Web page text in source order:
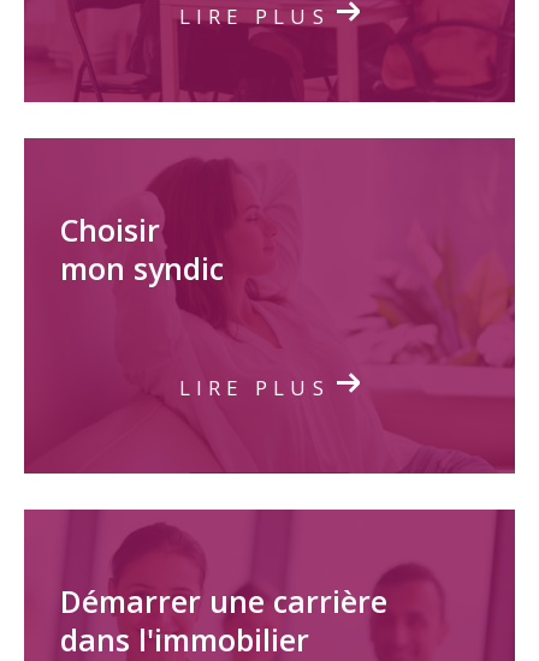
LIRE PLUS
Choisir
mon syndic
LIRE PLUS
Démarrer une carrière
dans l'immobilier